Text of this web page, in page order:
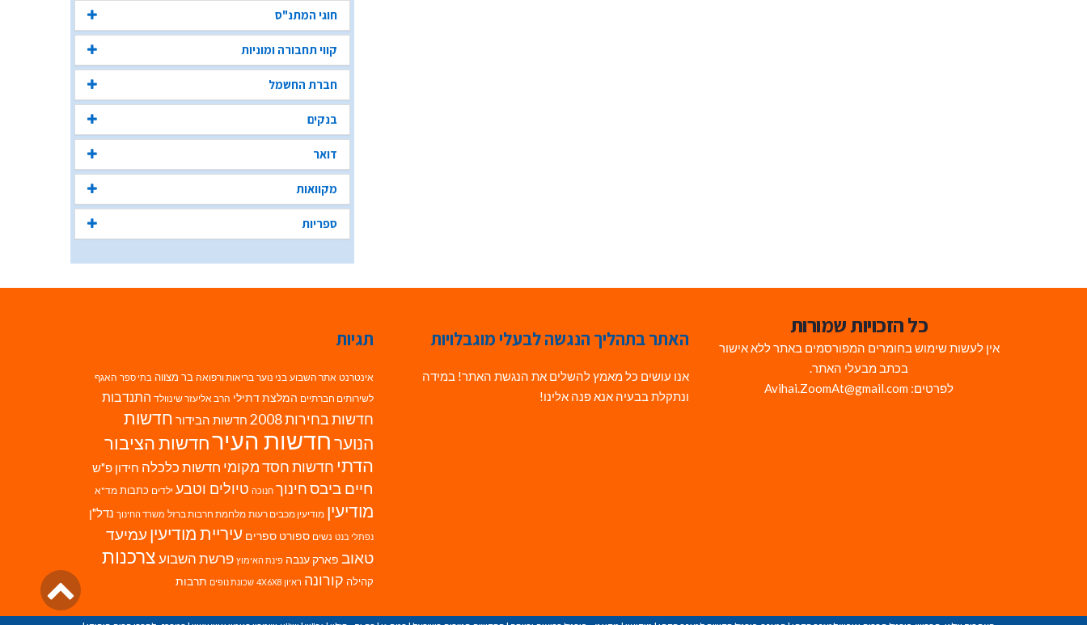
חוגי המתנ"ס
קווי תחבורה ומוניות
חברת החשמל
בנקים
דואר
מקוואות
ספריות
כל הזכויות שמורות
אין לעשות שימוש בחומרים המפורסמים באתר ללא אישור
בכתב מבעלי האתר.
לפרטים: Avihai.ZoomAt@gmail.com
האתר בתהליך הנגשה לבעלי מוגבלויות
אנו עושים כל מאמץ להשלים את הנגשת האתר! במידה
ונתקלת בבעיה אנא פנה אלינו!
תגיות
אינטרנט אתר השבוע בני נוער בריאות ורפואה בר מצווה בתי ספר האגף
לשירותים חברתיים המלצת דתילי הרב אליעזר שינוולד התנדבות
חדשות בחירות 2008 חדשות הבידור חדשות
הנוערחדשות העירחדשות הציבור
הדתי חדשות חסד מקומי חדשות כלכלה חידון פ"ש
חיים ביבסחינוך חנוכה טיולים וטבע ילדים כתבות מד"א
מודיעין מודיעין מכבים רעות מלחמת חרבות ברזל משרד החינוך נדל"ן
נפתלי בנט נשים ספורט ספרים עיריית מודיעין עמיעד
טאוב פארק ענבה פינת האימוץ פרשת השבועצרכנות
קהילה קורונה ראיון 4X6X8 שכונת נופים תרבות